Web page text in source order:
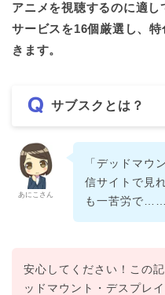
アニメを視聴するのに適
サービスを16個厳選し、
きます。
サブスクとは？
あにこさん
「デッドマウ
信サイトで見
も一苦労で……
安心してください！この
ッドマウント・デスプレ